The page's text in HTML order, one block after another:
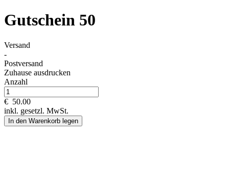
Gutschein 50
Versand
-
Postversand
Zuhause ausdrucken
Anzahl
€ 50.00
inkl. gesetzl. MwSt.
In den Warenkorb legen